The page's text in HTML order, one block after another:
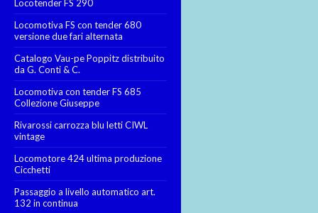
Locotender FS 290
Locomotiva FS con tender 680
versione due fari alternata
Catalogo Vau-pe Poppitz distribuito
da G. Conti & C.
Locomotiva con tender FS 685
Collezione Giuseppe
Rivarossi carrozza blu letti CIWL
vintage
Locomotore 424 ultima produzione
Cicchetti
Passaggio a livello automatico art.
132 in continua